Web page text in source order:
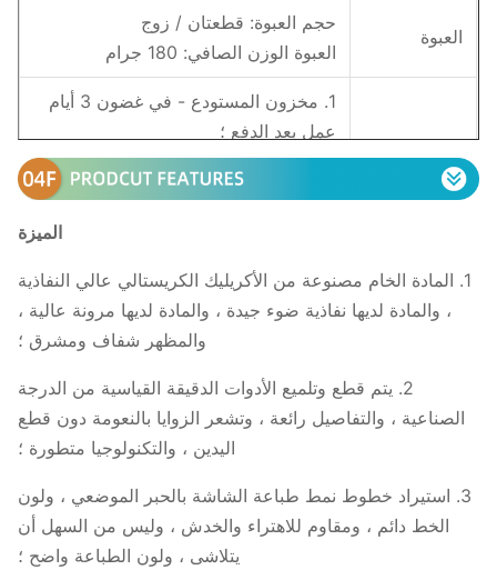
العبوة
حجم العبوة: قطعتان / زوج
العبوة الوزن الصافي: 180 جرام
وقت التسليم
1. مخزون المستودع - في غضون 3 أيام
عمل بعد الدفع ؛
الدفع: التحويل المصرفي / TT / باي بال
2. التخصيص الشخصي - في غضون 5
الشحن
عن طريق الجو من DHL / FedEx / TNT
الميزة
1. المادة الخام مصنوعة من الأكريليك الكريستالي عالي النفاذية
، والمادة لديها نفاذية ضوء جيدة ، والمادة لديها مرونة عالية ،
والمظهر شفاف ومشرق ؛
2. يتم قطع وتلميع الأدوات الدقيقة القياسية من الدرجة
الصناعية ، والتفاصيل رائعة ، وتشعر الزوايا بالنعومة دون قطع
اليدين ، والتكنولوجيا متطورة ؛
3. استيراد خطوط نمط طباعة الشاشة بالحبر الموضعي ، ولون
الخط دائم ، ومقاوم للاهتراء والخدش ، وليس من السهل أن
يتلاشى ، ولون الطباعة واضح ؛